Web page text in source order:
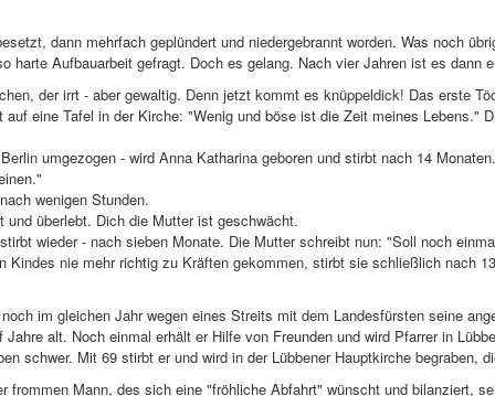
dann mehrfach geplündert und niedergebrannt worden. Was noch
harte Aufbauarbeit gefragt. Doch es gelang. Nach vier Jahren ist es dann
der irrt - aber gewaltig. Denn jetzt kommt es knüppeldick! Das erste
eine Tafel in der Kirche: "Wenig und böse ist die Zeit meines Lebens."
umgezogen - wird Anna Katharina geboren und stirbt nach 14
wenigen Stunden.
überlebt. Dich die Mutter ist geschwächt.
wieder - nach sieben Monate. Die Mutter schreibt nun: "Soll noch
nie mehr richtig zu Kräften gekommen, stirbt sie schließlich nach
im gleichen Jahr wegen eines Streits mit dem Landesfürsten seine
alt. Noch einmal erhält er Hilfe von Freunden und wird Pfarrer in
schwer. Mit 69 stirbt er und wird in der Lübbener Hauptkirche begraben,
frommen Mann, des sich eine "fröhliche Abfahrt" wünscht und bilanziert,